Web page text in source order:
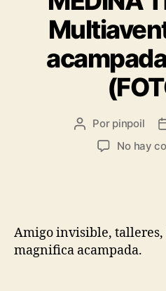
Por pinpoil
No hay
Amigo invisible,
magnifica acampada.